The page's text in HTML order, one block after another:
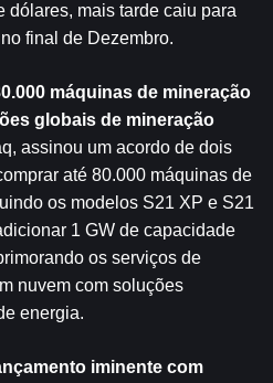
dólares, mais tarde caiu para
final de Dezembro.
máquinas de mineração
globais de mineração
assinou um acordo de dois
até 80.000 máquinas de
os modelos S21 XP e S21
1 GW de capacidade
os serviços de
nuvem com soluções
energia.
iminente com